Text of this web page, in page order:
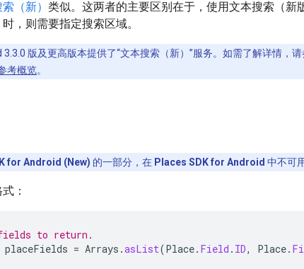
（新） 类似。这两者的主要区别在于，使用文本搜索（新
，则需要指定搜索区域。
3.3.0 版及更高版本提供了“文本搜索（新）”服务。如需了解详情，请
考概览。
for Android (New) 的一部分，在 Places SDK for Android 中不可
：
to return.
placeFields = Arrays .asList(Place. Field . ID, Place.